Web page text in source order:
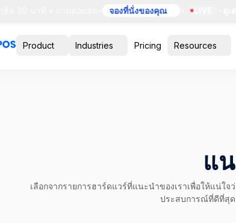
จองที่นั่งของคุณ • LIVE
Product Industries Pricing Resources
แ
เลือกจากรายการฮาร์ดแวร์ที่แนะนำของเราเพื่อให้แน่ใ
ประสบการณ์ที่ดีที่สุ